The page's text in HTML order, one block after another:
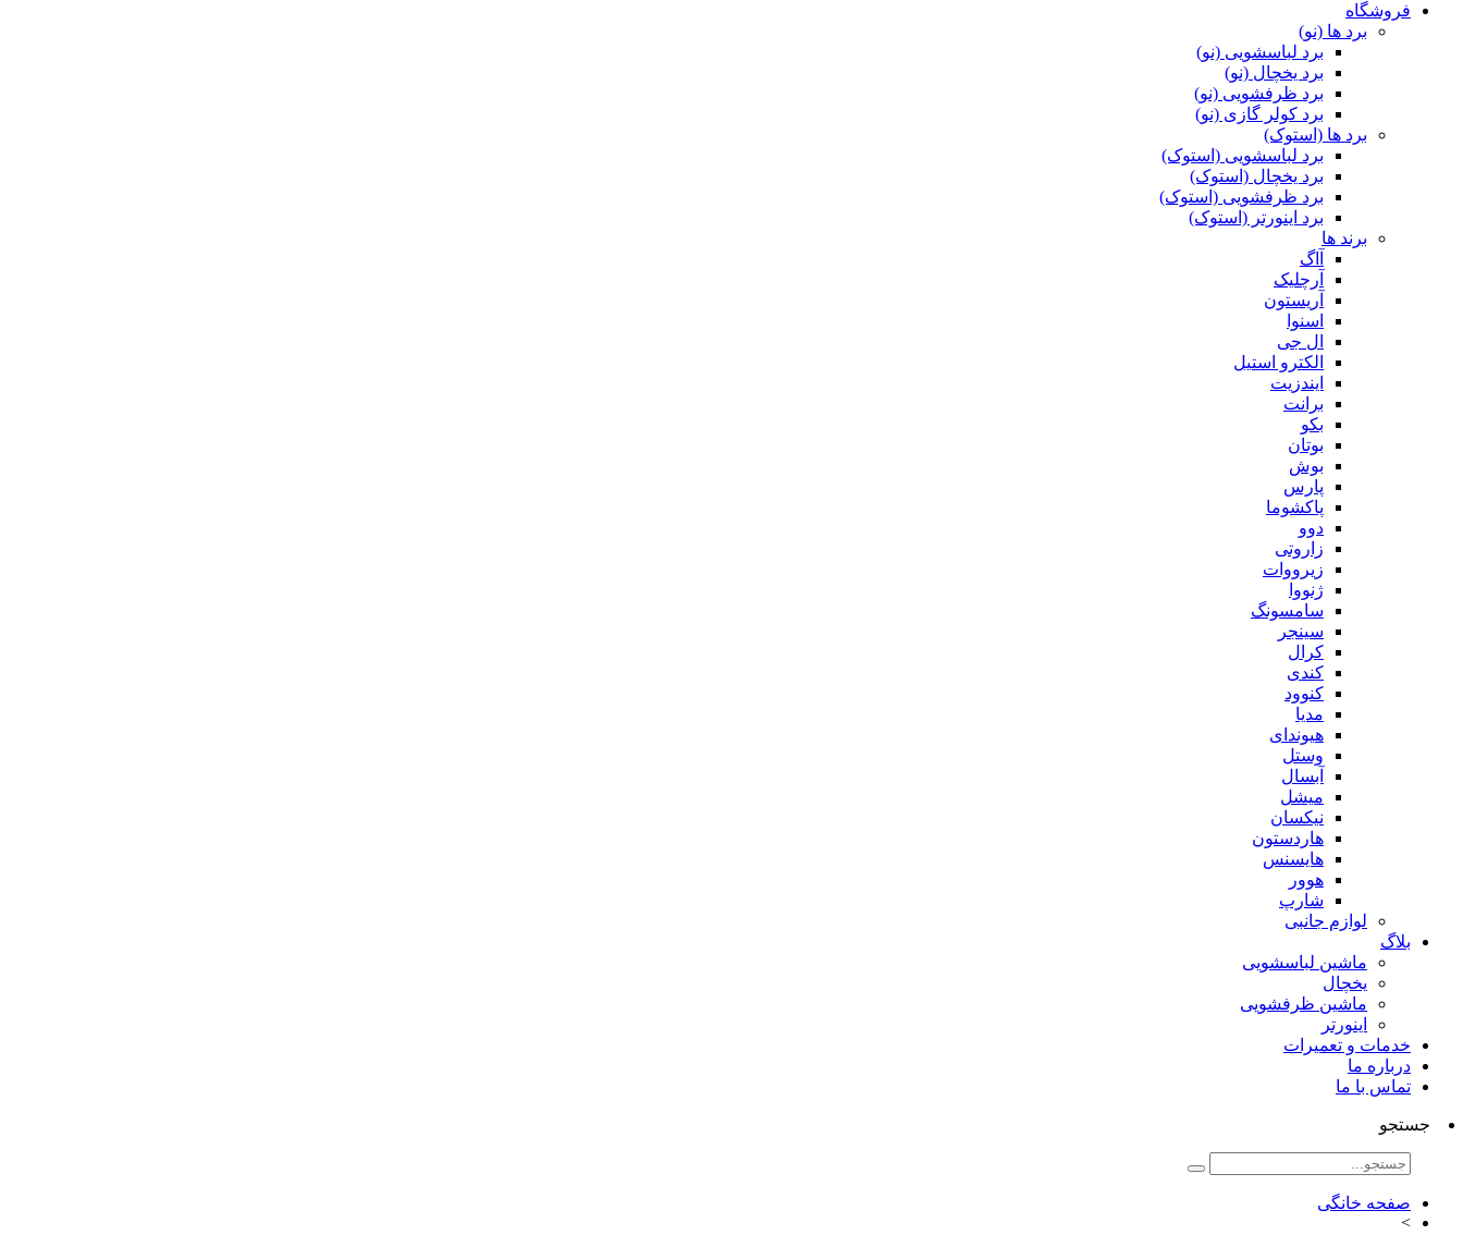
فروشگاه
برد ها (نو)
برد لباسشویی (نو)
برد یخچال (نو)
برد ظرفشویی (نو)
برد کولر گازی (نو)
برد ها (استوک)
برد لباسشویی (استوک)
برد یخچال (استوک)
برد ظرفشویی (استوک)
برد اینورتر (استوک)
برند ها
آاگ
آرچلیک
آریستون
اسنوا
ال جی
الکترو استیل
ایندزیت
برانت
بکو
بوتان
بوش
پارس
پاکشوما
دوو
زاروتی
زیرووات
ژنووا
سامسونگ
سینجر
کرال
کندی
کنوود
مدیا
هیوندای
وستل
آبسال
میشل
نیکسان
هاردستون
هایسنس
هوور
شارپ
لوازم جانبی
بلاگ
ماشین لباسشویی
یخچال
ماشین ظرفشویی
اینورتر
خدمات و تعمیرات
درباره ما
تماس با ما
جستجو
صفحه خانگی
>